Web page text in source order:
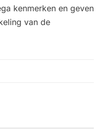
kenmerken en geven
van de